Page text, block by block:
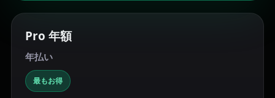
Pro 年額
年払い
最もお得